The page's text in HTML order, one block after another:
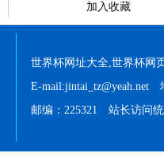
加入收藏
世界杯网址大全,世界杯网
E-mail:jintai_tz@yeah.net
邮编：225321 站长访问